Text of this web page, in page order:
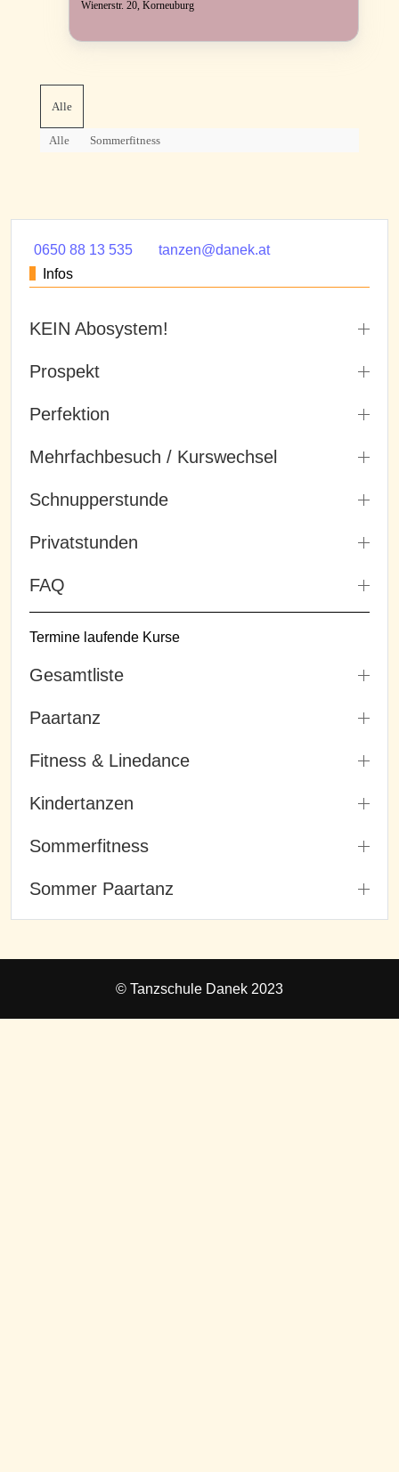
Alle
Alle Sommerfitness
Wienerstr. 20, Korneuburg
0650 88 13 535
tanzen@danek.at
Infos
KEIN Abosystem!
Prospekt
Perfektion
Mehrfachbesuch / Kurswechsel
Schnupperstunde
Privatstunden
FAQ
Termine laufende Kurse
Gesamtliste
Paartanz
Fitness & Linedance
Kindertanzen
Sommerfitness
Sommer Paartanz
© Tanzschule Danek 2023